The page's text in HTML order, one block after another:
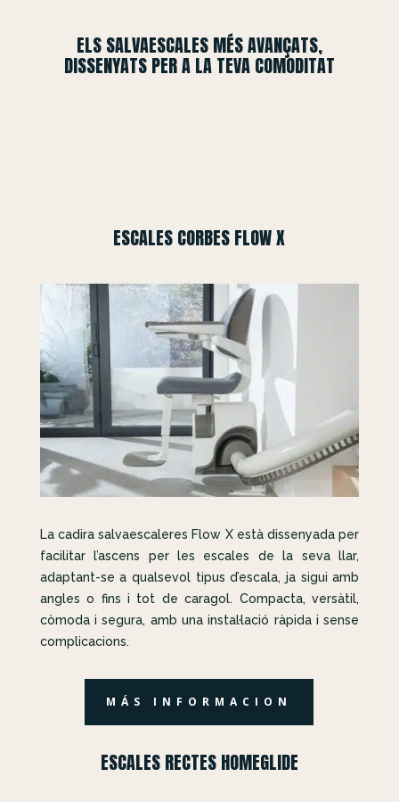
ELS SALVAESCALES MÉS AVANÇATS,
DISSENYATS PER A LA TEVA COMODITAT
ESCALES CORBES FLOW X
La cadira salvaescaleres Flow X està dissenyada per
facilitar l’ascens per les escales de la seva llar,
adaptant-se a qualsevol tipus d’escala, ja sigui amb
angles o fins i tot de caragol. Compacta, versàtil,
còmoda i segura, amb una instal·lació ràpida i sense
complicacions.
MÁS INFORMACION
ESCALES RECTES HOMEGLIDE